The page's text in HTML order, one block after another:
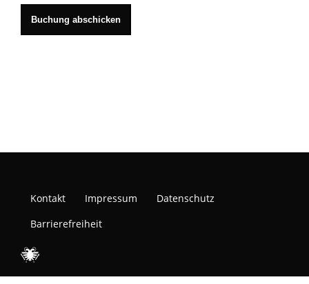
Kontakt Impressum
Datenschutz
Barrierefreiheit